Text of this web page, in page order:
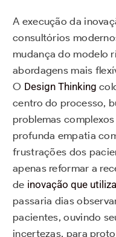
A execução da
consultórios
mudança do modelo
abordagens mais
O Design Thinking
centro do processo,
problemas
profunda empatia
frustrações dos
apenas reformar a
de inovação que
passaria dias
pacientes, ouvindo
incertezas, para